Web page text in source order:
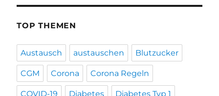
TOP THEMEN
Austausch austauschen Blutzucker
CGM Corona Corona Regeln
COVID-19 Diabetes Diabetes Typ 1